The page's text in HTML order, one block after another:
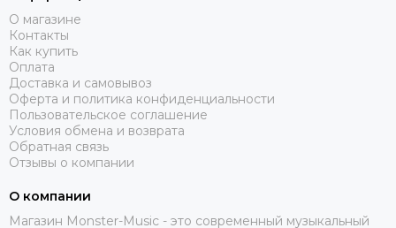
Dynacord
ECO
Eighteen Sound
Evolution
ELECTRO-VOICE
Exell
FBT
FBW
Fonestar
FINE ART
О магазине
Контакты
Как купить
Оплата
Доставка и самовывоз
Оферта и политика конфиденциальности
Пользовательское соглашение
Условия обмена и возврата
Обратная связь
Отзывы о компании
О компании
Магазин Monster-Music - это современный музыкальный